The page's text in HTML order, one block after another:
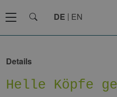
DE EN
Details
Helle Köpfe